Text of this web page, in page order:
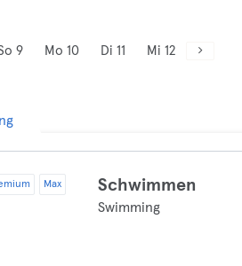
9 Mo 10 Di 11 Mi 12
Max Schwimmen
Swimming